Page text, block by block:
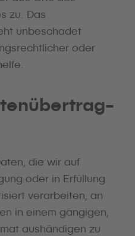
zu. Das
unbeschadet
oder
die wir auf
oder in Erfüllung
verarbeiten, an
in einem gängigen,
aushändigen zu